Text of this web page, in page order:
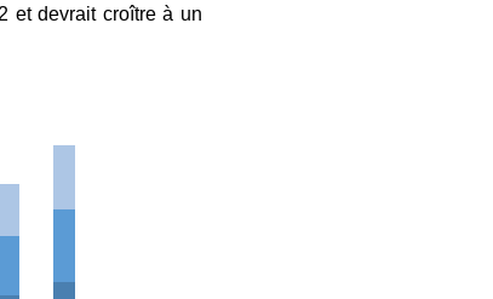
et devrait croître à un